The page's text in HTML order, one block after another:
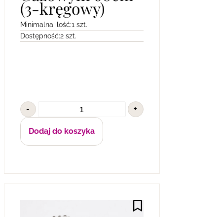
(3-kręgowy)
Minimalna ilość:1 szt.
Dostępność:2 szt.
- +
Dodaj do koszyka